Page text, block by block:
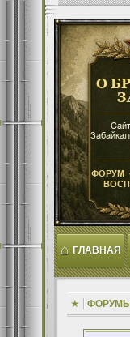
⌂ ГЛАВНАЯ
ФОРУМЫ